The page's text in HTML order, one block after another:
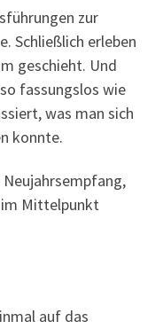
zur
Schließlich erleben
geschieht. Und
fassungslos wie
was man sich
konnte.
im Mittelpunkt
auf das